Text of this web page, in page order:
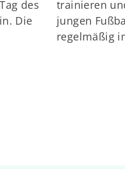
des
Die
trainieren
jungen
regelmäßig